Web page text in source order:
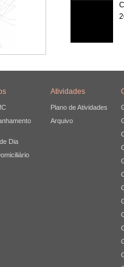
Dia
Atividades
Plano de Atividades
Arquivo